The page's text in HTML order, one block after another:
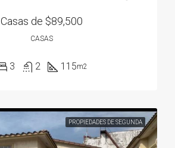
Casas de $89,500
CASAS
3 2 115m2
PROPIEDADES DE SEGUNDA